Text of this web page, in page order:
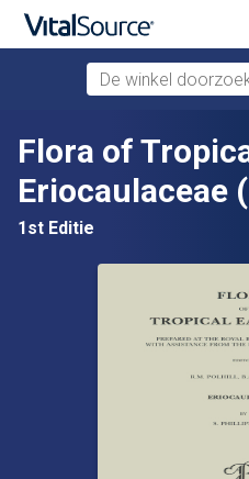
Verdergaan naar
De winkel
Flora of
Eriocaulaceae
1st Editie